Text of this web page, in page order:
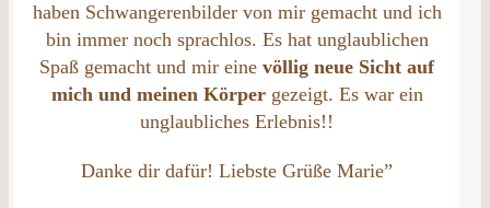
haben Schwangerenbilder von mir gemacht und ich
bin immer noch sprachlos. Es hat unglaublichen
Spaß gemacht und mir eine völlig neue Sicht auf
mich und meinen Körpergezeigt. Es war ein
unglaubliches Erlebnis!!
Danke dir dafür! Liebste Grüße Marie”